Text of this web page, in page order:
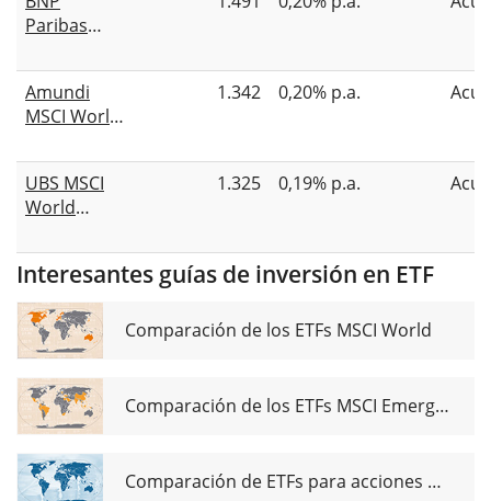
UCITS ETF
USD acc
Paribas
World PAB
UCITS ETF
USD Acc
Amundi
MSCI World
Paris
Aligned
UCITS ETF
1.342 0,20% p.a.
UBS MSCI
World
Responsible
UCITS ETF
USD acc
1.325 0,19% p.a.
Interesantes guías de inversión en ETF
Comparación de los ETFs MSCI World
Comparación de los ETFs MSCI Emerging Markets
Comparación de ETFs para acciones de dividendos globales